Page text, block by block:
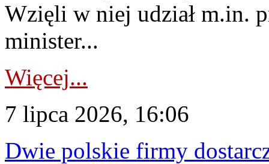
Wzięli w niej udział m.in.
minister...
Więcej...
7 lipca 2026, 16:06
Dwie polskie firmy